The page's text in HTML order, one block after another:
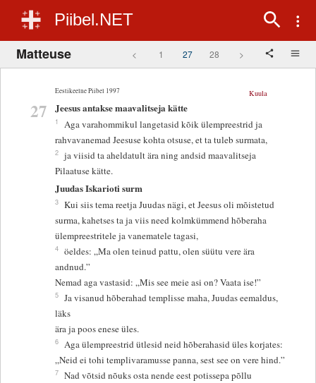
Piibel.NET
Matteuse < 1 27 28 >
Eestikeelne Piibel 1997
27
Kuula
Jeesus antakse maavalitseja kätte
1
Aga varahommikul langetasid kõik ülempreestrid ja
rahvavanemad Jeesuse kohta otsuse, et ta tuleb surmata,
2 ja viisid ta aheldatult ära ning andsid maavalitseja
Pilaatuse kätte.
Juudas Iskarioti surm
3 Kui siis tema reetja Juudas nägi, et Jeesus oli mõistetud
surma, kahetses ta ja viis need kolmkümmend hõberaha
ülempreestritele ja vanematele tagasi,
4 öeldes: „Ma olen teinud pattu, olen süütu vere ära
andnud.”
Nemad aga vastasid: „Mis see meie asi on? Vaata ise!”
5 Ja visanud hõberahad templisse maha, Juudas eemaldus,
läks
ära ja poos enese üles.
6 Aga ülempreestrid ütlesid neid hõberahasid üles korjates:
„Neid ei tohi templivaramusse panna, sest see on vere hind.”
7 Nad võtsid nõuks osta nende eest potissepa põllu